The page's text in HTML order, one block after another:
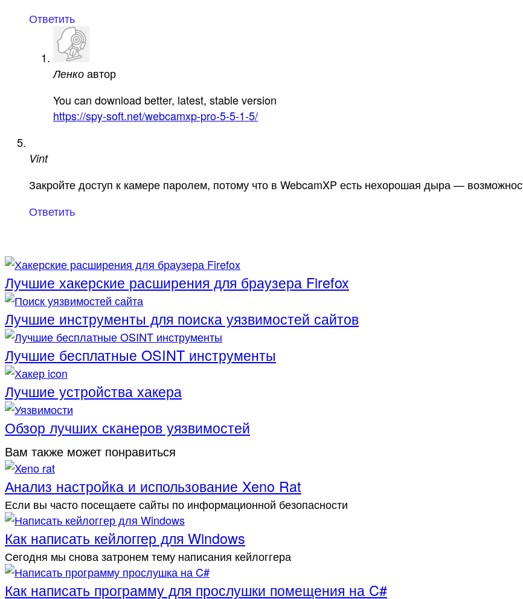
Ответить
Ленко автор
You can download better, latest, stable version
https://spy-soft.net/webcamxp-pro-5-5-1-5/
Vint
Закройте доступ к камере паролем, потому что в WebcamXP есть нехорошая дыра —
Ответить
Лучшие хакерские расширения для браузера Firefox
Лучшие инструменты для поиска уязвимостей сайтов
Лучшие бесплатные OSINT инструменты
Лучшие устройства хакера
Обзор лучших сканеров уязвимостей
Вам также может понравиться
Анализ настройка и использование Xeno Rat
Если вы часто посещаете сайты по информационной безопасности
Как написать кейлоггер для Windows
Сегодня мы снова затронем тему написания кейлоггера
Как написать программу для прослушки помещения на C#